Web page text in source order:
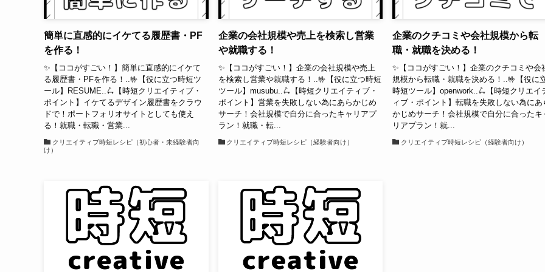
簡単に直感的にイケてる履歴書・PF
を作る！
✨【ココがすごい！】簡単に直感的にイケて
る履歴書・PFを作る！..🤟【役に立つ時短ツ
ール】RESUME..🛴【時短クリエイティブ・
ポイント】イケてるデザイン履歴書をクラウ
ドで！ポートフォリオサイトとしても使え
る！就職・転職・営業...
クリエイティブ時短レシピ（初心者・未経験者向
け）
企業の会社規模や売上を検索し営業
や就職する！
✨【ココがすごい！】企業の会社規模や売上
を検索し営業や就職する！..🤟【役に立つ時短
ツール】musubu..🛴【時短クリエイティブ・
ポイント】営業を失敗しない為にあらかじめ
サーチ！会社規模で自分に合ったキャリアプ
ラン！就職・転...
クリエイティブ時短レシピ（経験者向け）
企業のクチコミや会社規模から転
職・就職を決める！
✨【ココがすごい！】企業のクチコミや会
規模から転職・就職を決める！..🤟【役に
時短ツール】openwork..🛴【時短クリエイ
ィブ・ポイント】転職を失敗しない為にあ
かじめサーチ！会社規模で自分に合ったキ
リアプラン！就...
クリエイティブ時短レシピ（経験者向け）